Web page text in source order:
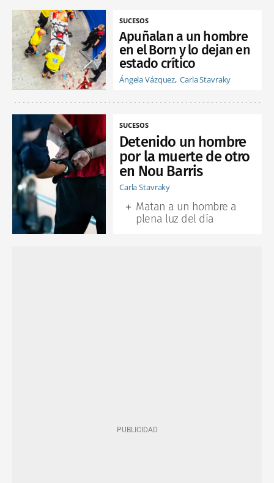
SUCESOS
Apuñalan a un hombre
en el Born y lo dejan en
estado crítico
Ángela Vázquez Carla Stavraky
SUCESOS
Detenido un hombre
por la muerte de otro
en Nou Barris
Carla Stavraky
Matan a un hombre a
plena luz del día